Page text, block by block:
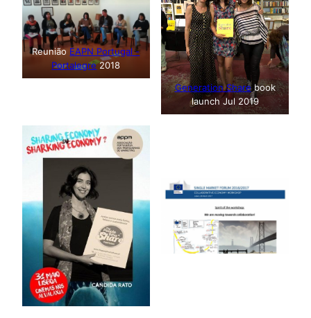
Workshops
SIRCle Portugal &
MOOVE, 2017
Reunião EAPN Portugal -
Portalegre2018
Generation Sharebook
launch Jul 2019